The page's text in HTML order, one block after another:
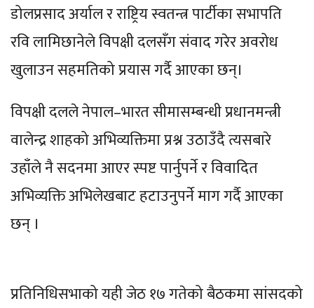
डोलप्रसाद अर्याल र राष्ट्रिय स्वतन्त्र पार्टीका सभापति
रवि लामिछानेले विपक्षी दलसँग संवाद गरेर अवरोध
खुलाउन सहमतिको प्रयास गर्दै आएका छन्।
विपक्षी दलले नेपाल–भारत सीमासम्बन्धी प्रधानमन्त्री
वालेन्द्र शाहको अभिव्यक्तिमा प्रश्न उठाउँदै त्यसबारे
उहाँले नै सदनमा आएर स्पष्ट पार्नुपर्ने र विवादित
अभिव्यक्ति अभिलेखबाट हटाउनुपर्ने माग गर्दै आएका
छन् ।
प्रतिनिधिसभाको यही जेठ १७ गतेको बैठकमा सांसदको